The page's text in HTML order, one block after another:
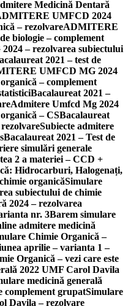
Medicină Dentară
UMFCD 2024
– rezolvareADMITERE
biologie – complement
– rezolvarea subiectului
2021 – test de
UMFCD MG 2024
– complement
Bacalaureat 2021 –
Admitere Umfcd Mg 2024
– CSBacalaureat
Subiecte admitere
Bacalaureat 2021 – Test de
simulări generale
2 a materiei – CCD +
Hidrocarburi, Halogenați,
organicăSimulare
subiectului de chimie
2024 – rezolvarea
nr. 3Barem simulare
admitere medicină
Chimie Organică –
aprilie – varianta 1 –
Organică – vezi care este
2022 UMF Carol Davila
medicină generală
complement grupatSimulare
Davila – rezolvare